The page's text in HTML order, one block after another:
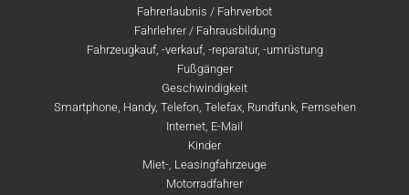
Fahrerlaubnis / Fahrverbot
Fahrlehrer / Fahrausbildung
Fahrzeugkauf, -verkauf, -reparatur, -umrüstung
Fußgänger
Geschwindigkeit
Smartphone, Handy, Telefon, Telefax, Rundfunk, Fernsehen
Internet, E-Mail
Kinder
Miet-, Leasingfahrzeuge
Motorradfahrer